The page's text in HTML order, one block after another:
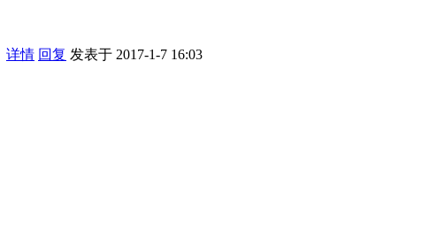
详情 回复 发表于 2017-1-7 16:03